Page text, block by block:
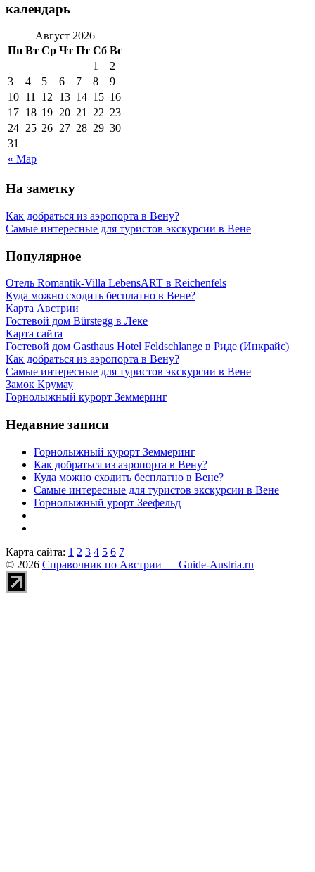
календарь
Август 2026
Пн Вт Ср Чт Пт Сб Вс
« Мар
1
2
3
4 5 6 7 8
9
10 11 12 13 14 15 16
17 18 19 20 21 22 23
24 25 26 27 28 29 30
31
На заметку
Как добраться из аэропорта в Вену?
Самые интересные для туристов экскурсии в Вене
Популярное
Отель Romantik-Villa LebensART в Reichenfels
Куда можно сходить бесплатно в Вене?
Карта Австрии
Гостевой дом Bürstegg в Леке
Карта сайта
Гостевой дом Gasthaus Hotel Feldschlange в Риде (Инкрайс)
Как добраться из аэропорта в Вену?
Самые интересные для туристов экскурсии в Вене
Замок Крумау
Горнолыжный курорт Земмеринг
Недавние записи
Горнолыжный курорт Земмеринг
Как добраться из аэропорта в Вену?
Куда можно сходить бесплатно в Вене?
Самые интересные для туристов экскурсии в Вене
Горнолыжный урорт Зеефельд
Карта сайта: 1 2 3 4 5 6 7
© 2026 Справочник по Австрии — Guide-Austria.ru